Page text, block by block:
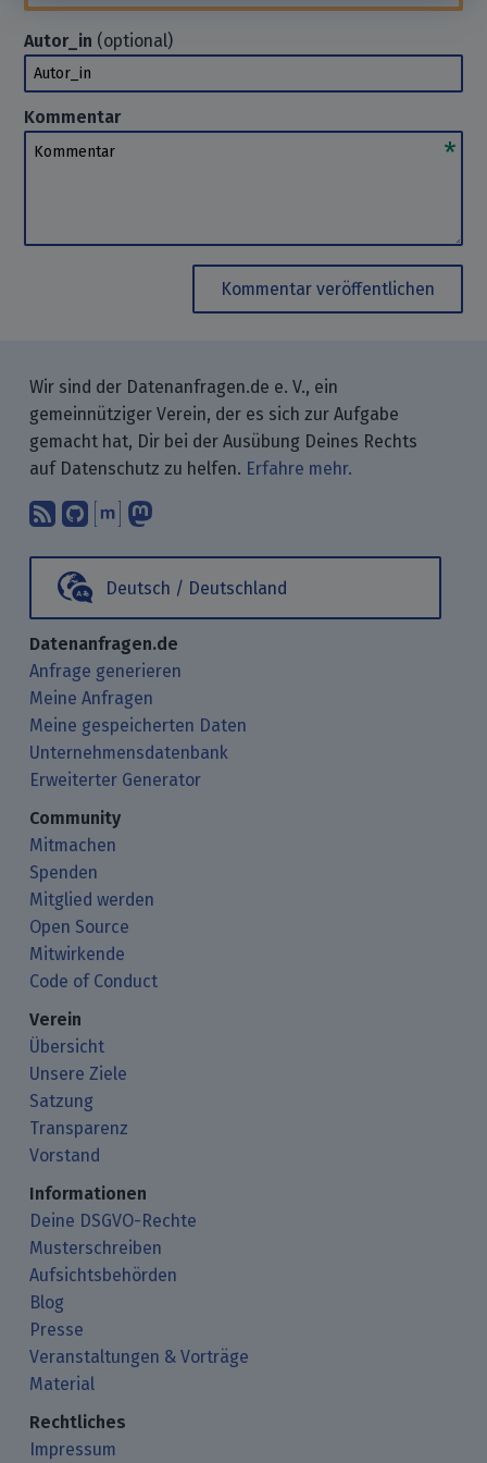
Autor_in (optional)
Autor_in
Kommentar
Kommentar
Kommentar veröffentlichen
Wir sind der Datenanfragen.de e. V., ein
gemeinnütziger Verein, der es sich zur Aufgabe
gemacht hat, Dir bei der Ausübung Deines Rechts
auf Datenschutz zu helfen. Erfahre mehr.
Abonniere unsere Blogbeiträge mit
Finde uns bei GitHub.
Unterhalte Dich mit uns über
Deutsch / Deutschland
Datenanfragen.de
Anfrage generieren
Meine Anfragen
Meine gespeicherten Daten
Unternehmensdatenbank
Erweiterter Generator
Community
Mitmachen
Spenden
Mitglied werden
Open Source
Mitwirkende
Code of Conduct
Verein
Übersicht
Unsere Ziele
Satzung
Transparenz
Vorstand
Informationen
Deine DSGVO-Rechte
Musterschreiben
Aufsichtsbehörden
Blog
Presse
Veranstaltungen & Vorträge
Material
Rechtliches
Impressum